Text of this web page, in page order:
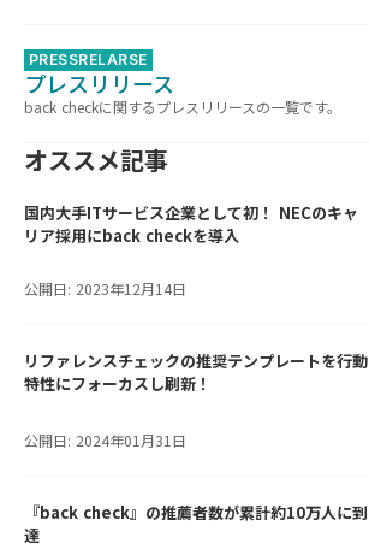
PRESSRELARSE
プレスリリース
back checkに関するプレスリリースの一覧です。
オススメ記事
国内大手ITサービス企業として初！ NECのキャ
リア採用にback checkを導入
公開日: 2023年12月14日
リファレンスチェックの推奨テンプレートを行動
特性にフォーカスし刷新！
公開日: 2024年01月31日
『back check』の推薦者数が累計約10万人に到
達